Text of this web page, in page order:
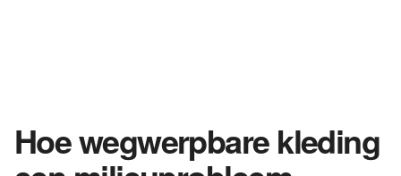
Hoe wegwerpbare kleding